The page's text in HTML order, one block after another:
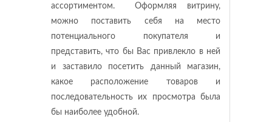
ассортиментом. Оформляя витрину,
можно поставить себя на место
потенциального покупателя и
представить, что бы Вас привлекло в ней
и заставило посетить данный магазин,
какое расположение товаров и
последовательность их просмотра была
бы наиболее удобной.